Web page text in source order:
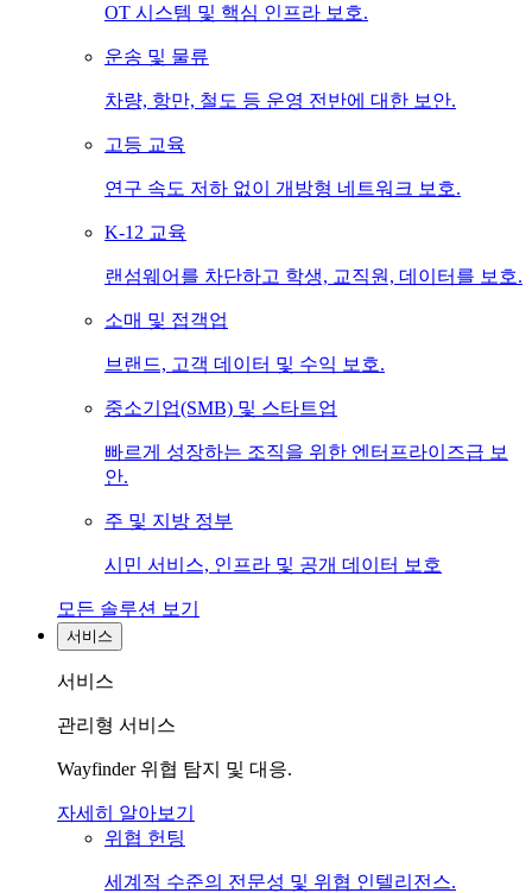
OT 시스템 및 핵심 인프라 보호.
운송 및 물류
차량, 항만, 철도 등 운영 전반에 대한 보안.
고등 교육
연구 속도 저하 없이 개방형 네트워크 보호.
K-12 교육
랜섬웨어를 차단하고 학생, 교직원, 데이터를 보호.
소매 및 접객업
브랜드, 고객 데이터 및 수익 보호.
중소기업(SMB) 및 스타트업
빠르게 성장하는 조직을 위한 엔터프라이즈급 보
안.
주 및 지방 정부
시민 서비스, 인프라 및 공개 데이터 보호
모든 솔루션 보기
서비스
서비스
관리형 서비스
Wayfinder 위협 탐지 및 대응.
자세히 알아보기
위협 헌팅
세계적 수준의 전문성 및 위협 인텔리전스.